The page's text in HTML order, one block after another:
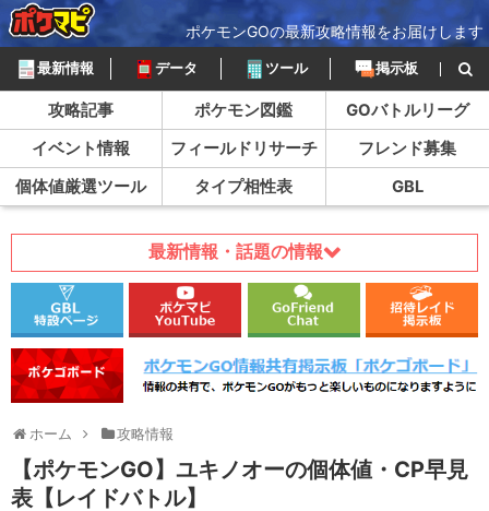
ポケモンGOの最新攻略情報をお届けします
最新情報 データ ツール 掲示板
攻略記事 ポケモン図鑑
GOバトルリーグ
イベント情報
フィールドリサーチ
フレンド募集
個体値厳選ツール
タイプ相性表 GBL
最新情報・話題の情報
ホーム 攻略情報
【ポケモンGO】ユキノオーの個体値・CP早見
表【レイドバトル】